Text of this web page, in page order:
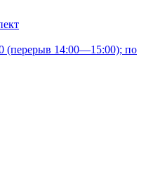
(перерыв 14:00—15:00); по